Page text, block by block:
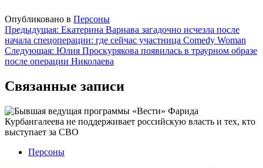
Опубликовано в Персоны
Навигация
по
записям
Предыдущая: Екатерина Варнава загадочно исчезла после
начала спецоперации: где сейчас участница Comedy Woman
Следующая: Юлия Проскурякова появилась в траурном образе
после операции Николаева
Связанные записи
Персоны